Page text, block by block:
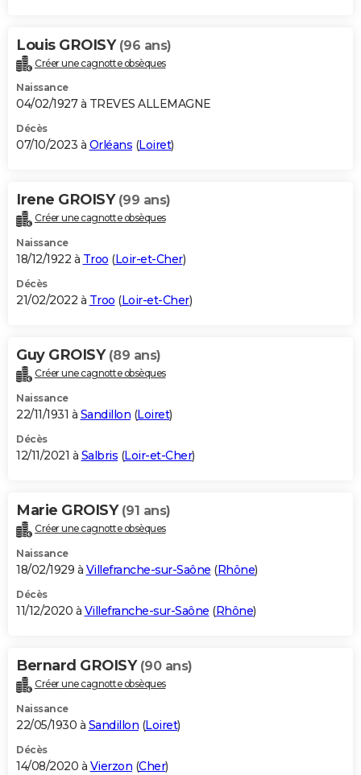
Louis GROISY (96 ans)
Créer une cagnotte obsèques
Naissance
04/02/1927 à TREVES ALLEMAGNE
Décès
07/10/2023 à Orléans (Loiret)
Irene GROISY (99 ans)
Créer une cagnotte obsèques
Naissance
18/12/1922 à Troo (Loir-et-Cher)
Décès
21/02/2022 à Troo (Loir-et-Cher)
Guy GROISY (89 ans)
Créer une cagnotte obsèques
Naissance
22/11/1931 à Sandillon (Loiret)
Décès
12/11/2021 à Salbris (Loir-et-Cher)
Marie GROISY (91 ans)
Créer une cagnotte obsèques
Naissance
18/02/1929 à Villefranche-sur-Saône (Rhône)
Décès
11/12/2020 à Villefranche-sur-Saône (Rhône)
Bernard GROISY (90 ans)
Créer une cagnotte obsèques
Naissance
22/05/1930 à Sandillon (Loiret)
Décès
14/08/2020 à Vierzon (Cher)